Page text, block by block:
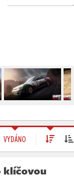
VYDÁNO
klíčovou